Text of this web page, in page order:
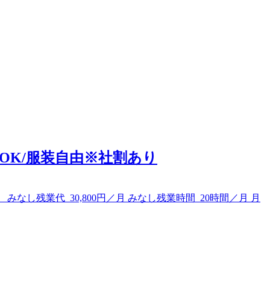
服装自由※社割あり
なし残業代 30,800円／月 みなし残業時間 20時間／月 月